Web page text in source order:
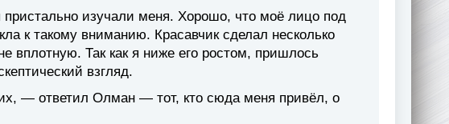
изучали меня. Хорошо, что моё лицо под
к такому вниманию. Красавчик сделал несколько
вплотную. Так как я ниже его ростом, пришлось
взгляд.
— ответил Олман — тот, кто сюда меня привёл, о